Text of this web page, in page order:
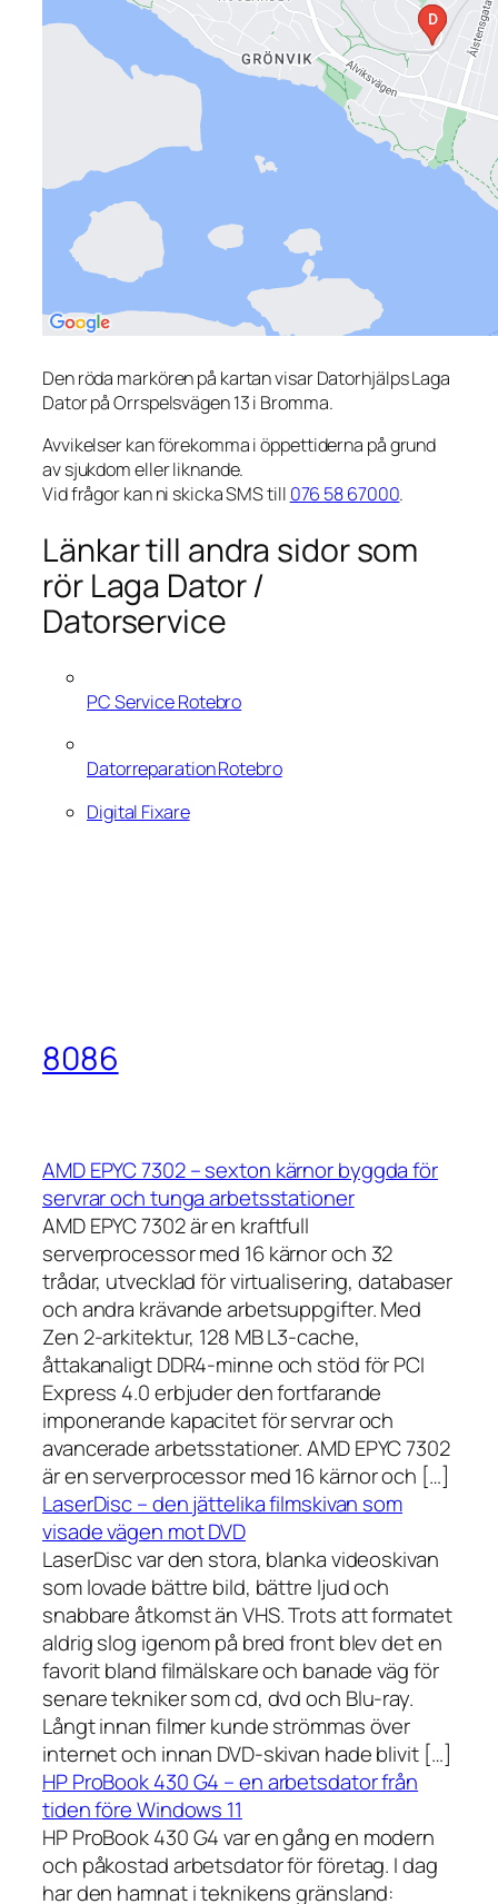
Den röda markören på kartan visar Datorhjälps Laga
Dator på Orrspelsvägen 13 i Bromma.
Avvikelser kan förekomma i öppettiderna på grund
av sjukdom eller liknande.
Vid frågor kan ni skicka SMS till 076 58 67000.
Länkar till andra sidor som
rör Laga Dator /
Datorservice
PC Service Rotebro
Datorreparation Rotebro
Digital Fixare
8086
AMD EPYC 7302 – sexton kärnor byggda för
servrar och tunga arbetsstationer
AMD EPYC 7302 är en kraftfull
serverprocessor med 16 kärnor och 32
trådar, utvecklad för virtualisering, databaser
och andra krävande arbetsuppgifter. Med
Zen 2-arkitektur, 128 MB L3-cache,
åttakanaligt DDR4-minne och stöd för PCI
Express 4.0 erbjuder den fortfarande
imponerande kapacitet för servrar och
avancerade arbetsstationer. AMD EPYC 7302
är en serverprocessor med 16 kärnor och […]
LaserDisc – den jättelika filmskivan som
visade vägen mot DVD
LaserDisc var den stora, blanka videoskivan
som lovade bättre bild, bättre ljud och
snabbare åtkomst än VHS. Trots att formatet
aldrig slog igenom på bred front blev det en
favorit bland filmälskare och banade väg för
senare tekniker som cd, dvd och Blu-ray.
Långt innan filmer kunde strömmas över
internet och innan DVD-skivan hade blivit […]
HP ProBook 430 G4 – en arbetsdator från
tiden före Windows 11
HP ProBook 430 G4 var en gång en modern
och påkostad arbetsdator för företag. I dag
har den hamnat i teknikens gränsland: